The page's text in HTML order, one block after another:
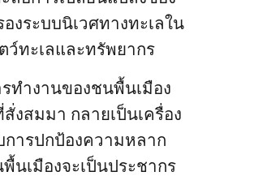
งระบบนิเวศทางทะเลใน
ทะเลและทรัพยากร
ทำงานของชนพื้นเมือง
สมมา กลายเป็นเครื่อง
ารปกป้องความหลาก
เมืองจะเป็นประชากร